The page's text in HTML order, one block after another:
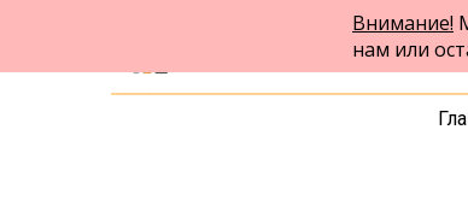
Внимание!
нам или
Юридическая помощь по всей России
ФПК Альтернатива